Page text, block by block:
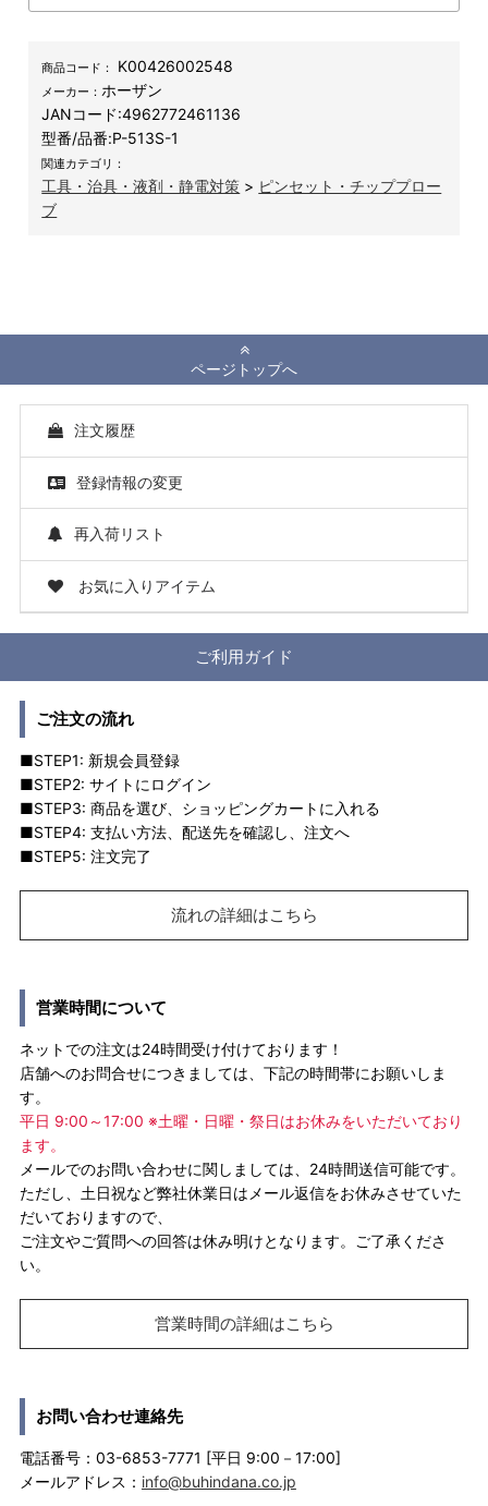
商品コード： K00426002548
メーカー：ホーザン
JANコード:4962772461136
型番/品番:P-513S-1
関連カテゴリ：
工具・治具・液剤・静電対策 > ピンセット・チッププロー
ブ
ページトップへ
注文履歴
登録情報の変更
再入荷リスト
お気に入りアイテム
ご利用ガイド
ご注文の流れ
■STEP1: 新規会員登録
■STEP2: サイトにログイン
■STEP3: 商品を選び、ショッピングカートに入れる
■STEP4: 支払い方法、配送先を確認し、注文へ
■STEP5: 注文完了
流れの詳細はこちら
営業時間について
ネットでの注文は24時間受け付けております！
店舗へのお問合せにつきましては、下記の時間帯にお願いしま
す。
平日 9:00～17:00 ※土曜・日曜・祭日はお休みをいただいており
ます。
メールでのお問い合わせに関しましては、24時間送信可能です。
ただし、土日祝など弊社休業日はメール返信をお休みさせていた
だいておりますので、
ご注文やご質問への回答は休み明けとなります。ご了承くださ
い。
営業時間の詳細はこちら
お問い合わせ連絡先
電話番号：03-6853-7771 [平日 9:00－17:00]
メールアドレス： info@buhindana.co.jp